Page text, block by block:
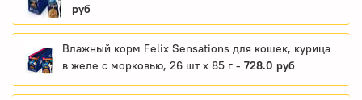
руб
Влажный корм Felix Sensations для кошек, курица
в желе с морковью, 26 шт x 85 г - 728.0 руб